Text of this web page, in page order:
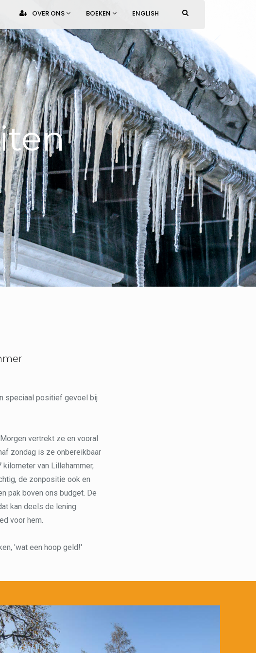
OVER ONS BOEKEN ENGLISH
speciaal positief gevoel bij
vertrekt ze en vooral
zondag is ze onbereikbaar
van Lillehammer,
de zonpositie ook en
pak boven ons budget. De
kan deels de lening
voor hem.
'wat een hoop geld!'